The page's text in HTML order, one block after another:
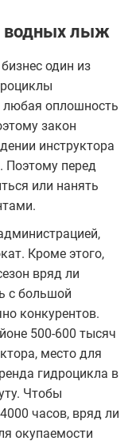
водных лыж
один из
любая оплошность
закон
инструктора
Поэтому перед
или нанять
Кроме этого,
вряд ли
с большой
конкурентов.
500-600 тысяч
место для
гидроцикла в
Чтобы
часов, вряд ли
окупаемости